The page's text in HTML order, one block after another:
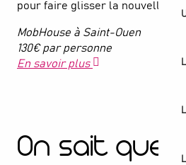
pour faire glisser la nouvelle
MobHouse à Saint-Ouen
130€ par personne
En savoir plus
On sait que